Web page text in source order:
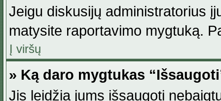
Jeigu diskusijų administratorius
matysite raportavimo mygtuką.
Į viršų
» Ką daro mygtukas
Jis leidžia jums išsaugoti